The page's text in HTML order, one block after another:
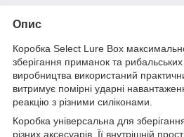
Опис
Коробка Select Lure Box
зберігання приманок та рибальських
виробництва використаний
витримує помірні ударні
реакцію з різними силіконами.
Коробка універсальна для
різних аксесуарів. Її внутрішній